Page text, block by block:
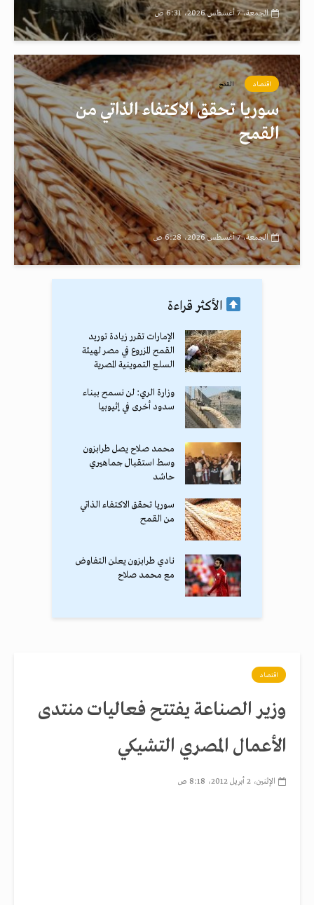
الجمعة، 7 أغسطس 2026، 6:31 ص
اقتصاد القمح
سوريا تحقق الاكتفاء الذاتي من
القمح
الجمعة، 7 أغسطس 2026، 6:28 ص
الأكثر قراءة
الإمارات تقرر زيادة توريد
القمح المزروع في مصر لهيئة
السلع التموينية المصرية
وزارة الري: لن نسمح ببناء
سدود أخرى في إثيوبيا
محمد صلاح يصل طرابزون
وسط استقبال جماهيري
حاشد
سوريا تحقق الاكتفاء الذاتي
من القمح
نادي طرابزون يعلن التفاوض
مع محمد صلاح
اقتصاد
وزير الصناعة يفتتح فعاليات منتدى
الأعمال المصري التشيكي
الإثنين، 2 أبريل 2012، 8:18 ص